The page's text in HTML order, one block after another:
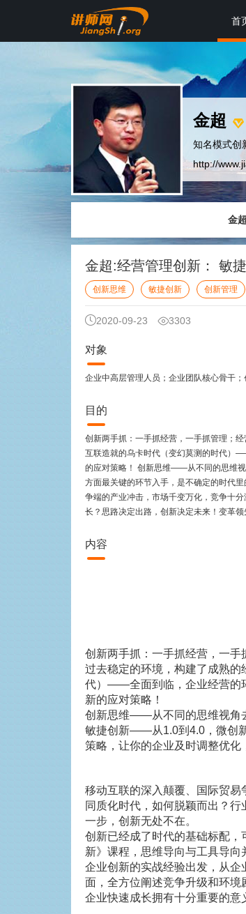
首
金超
知名模式创
http://
金超
金超:经营管理创新： 敏
创新思维 敏捷创新 创新管理
2020-09-23 3303
对象
企业中高层管理人员；企业团队核心骨干
目的
创新两手抓：一手抓经营，一手抓管理；
互联造就的乌卡时代（变幻莫测的时代）
的应对策略！ 创新思维——从不同的思维
方面最关键的环节入手，是不确定的时代
争端的产业冲击，市场千变万化，竞争十
长？思路决定出路，创新决定未来！变革
内容
创新两手抓：一手抓经营，一手
过去稳定的环境，构建了成熟
代）——全面到临，企业经营的
新的应对策略！
创新思维——从不同的思维视角
敏捷创新——从1.0到4.0，微创
策略，让你的企业及时调整优化
移动互联的深入颠覆、国际贸
同质化时代，如何脱颖而出？
一步，创新无处不在。
创新已经成了时代的基础标配
新》课程，思维导向与工具导
企业创新的实战经验出发，从
面，全方位阐述竞争升级和环
企业快速成长拥有十分重要的意